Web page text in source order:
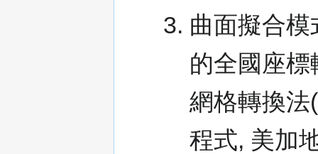
曲面擬合
的全國座
網格轉換法
程式, 美加